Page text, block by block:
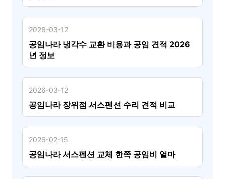
2026-03-12
공임나라 냉각수 교환 비용과 공임 견적 2026
년 정보
2026-03-12
공임나라 장위점 서스펜션 수리 견적 비교
2026-02-15
공임나라 서스펜션 교체 한쪽 공임비 얼마